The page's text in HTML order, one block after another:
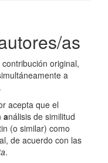
as
original,
a
acepta que el
análisis de similitud
(o similar) como
de acuerdo con las
.